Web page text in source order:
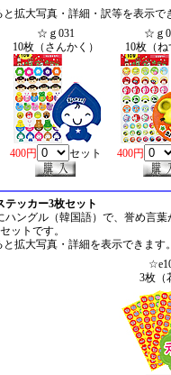
拡大写真・詳細・訳等を表示で
☆ｇ031
10枚（さんかく）
☆ｇ
10枚（
400円 セット 400円
ッカー3枚セット
ハングル（韓国語）で、誉め言
ットです。
拡大写真・詳細を表示できます
3枚（